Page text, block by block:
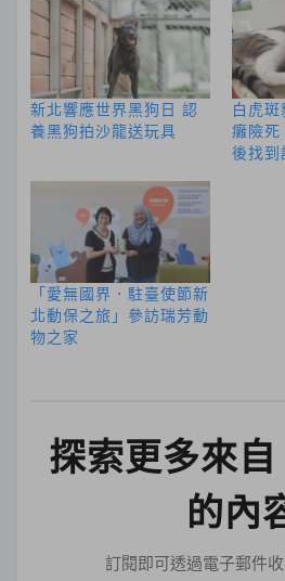
新北響應世界黑狗日 認
養黑狗拍沙龍送玩具
白虎
癱險死
後找到
「愛無國界．駐臺使節新
北動保之旅」參訪瑞芳動
物之家
探索更多來
的內
訂閱即可透過電子郵件